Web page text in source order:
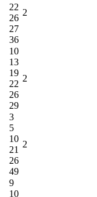
22
26
27
36
2
10
13
19
22
26
29
2
3
5
10
21
26
49
2
9
10